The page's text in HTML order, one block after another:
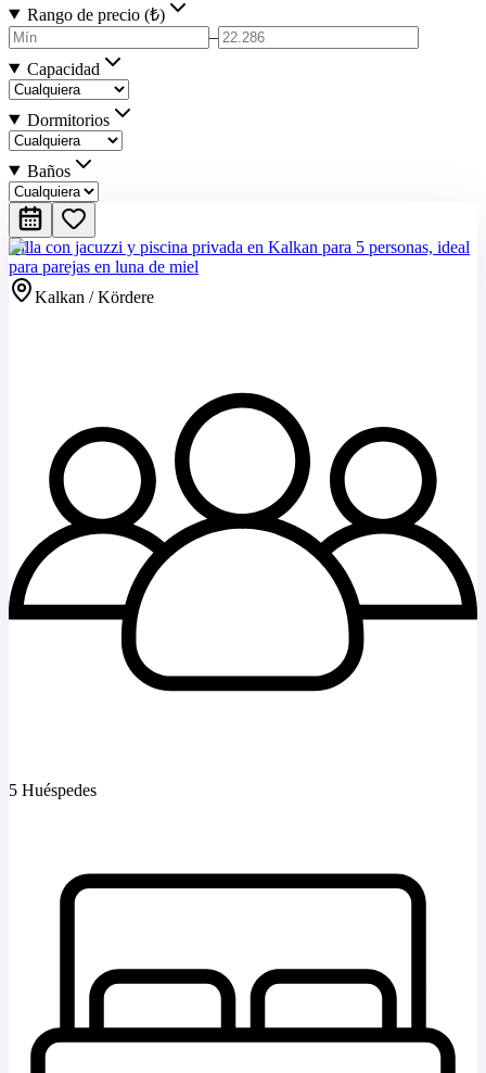
Rango de precio (₺)
–
Capacidad
Dormitorios
Baños
Villa con jacuzzi y piscina privada en Kalkan para 5 personas, ideal
para parejas en luna de miel
Kalkan / Kördere
5 Huéspedes